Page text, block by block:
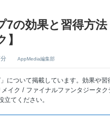
7の効果と習得方
AppMedia編集部
について掲載しています。効果や
イク / ファイナルファンタジータ
立てください。